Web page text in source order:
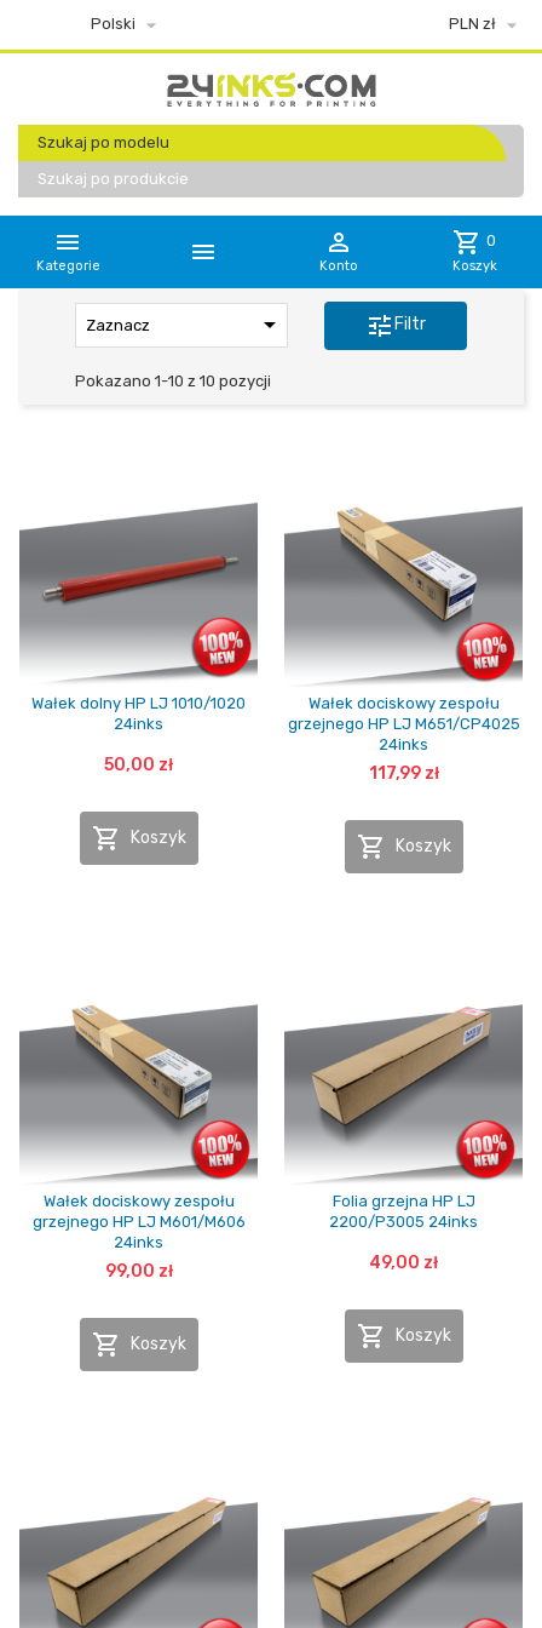
Polski  PLN zł 
Szukaj po modelu
Szukaj po produkcie

Kategorie  
Konto
shopping_cart 0
Koszyk
Zaznacz  tuneFiltr
Pokazano 1-10 z 10 pozycji
Wałek dolny HP LJ 1010/1020
24inks
50,00 zł
 Koszyk
Wałek dociskowy zespołu
grzejnego HP LJ M651/CP4025
24inks
117,99 zł
 Koszyk
Wałek dociskowy zespołu
grzejnego HP LJ M601/M606
24inks
99,00 zł
 Koszyk
Folia grzejna HP LJ
2200/P3005 24inks
49,00 zł
 Koszyk